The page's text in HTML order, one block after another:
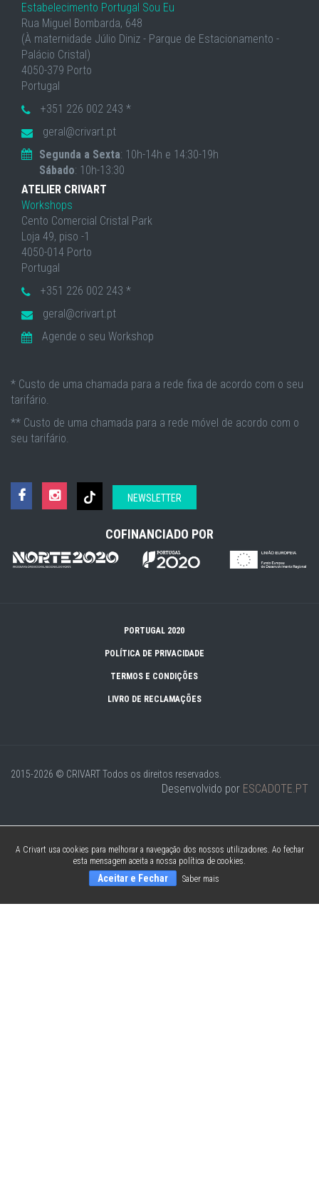
Estabelecimento Portugal Sou Eu
Rua Miguel Bombarda, 648
(À maternidade Júlio Diniz - Parque de Estacionamento -
Palácio Cristal)
4050-379 Porto
Portugal
+351 226 002 243 *
geral@crivart.pt
Segunda a Sexta: 10h-14h e 14:30-19h
Sábado: 10h-13:30
ATELIER CRIVART
Workshops
Cento Comercial Cristal Park
Loja 49, piso -1
4050-014 Porto
Portugal
+351 226 002 243 *
geral@crivart.pt
Agende o seu Workshop
* Custo de uma chamada para a rede fixa de acordo com o seu
tarifário.
** Custo de uma chamada para a rede móvel de acordo com o
seu tarifário.
NEWSLETTER
COFINANCIADO POR
PORTUGAL 2020
POLÍTICA DE PRIVACIDADE
TERMOS E CONDIÇÕES
LIVRO DE RECLAMAÇÕES
2015-2026 © CRIVARTTodos os direitos reservados.
Desenvolvido por ESCADOTE.PT
A Crivart usa cookies para melhorar a navegação dos nossos utilizadores. Ao fechar
esta mensagem aceita a nossa política de cookies.
Aceitar e Fechar Saber mais